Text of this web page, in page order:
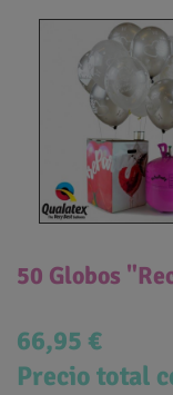
50 Globos
66,95 €
Precio total